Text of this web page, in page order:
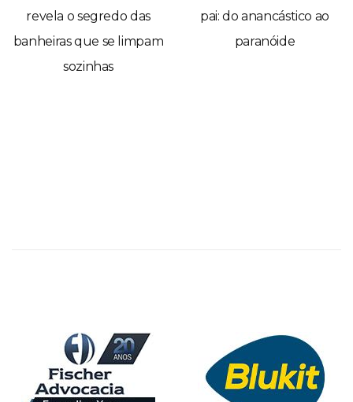
pai: do anancástico ao
paranóide
recebem investimento
da FAPESC para criação